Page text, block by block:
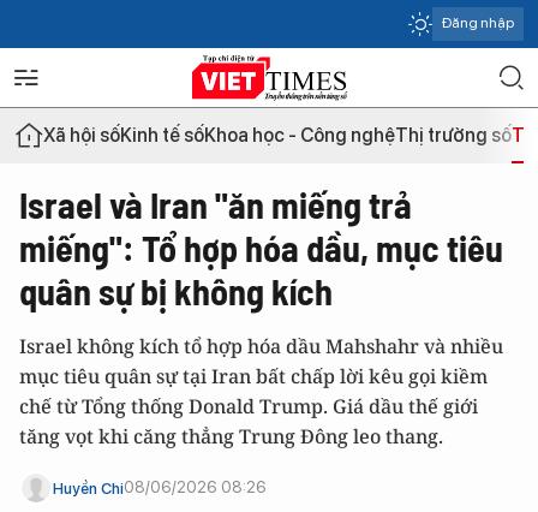
Đăng nhập
Xã hội sốKinh tế sốKhoa học - Công nghệThị trường số
Israel và Iran "ăn miếng trả
miếng": Tổ hợp hóa dầu, mục tiêu
quân sự bị không kích
Israel không kích tổ hợp hóa dầu Mahshahr và nhiều
mục tiêu quân sự tại Iran bất chấp lời kêu gọi kiềm
chế từ Tổng thống Donald Trump. Giá dầu thế giới
tăng vọt khi căng thẳng Trung Đông leo thang.
Huyền Chi08/06/2026 08:26